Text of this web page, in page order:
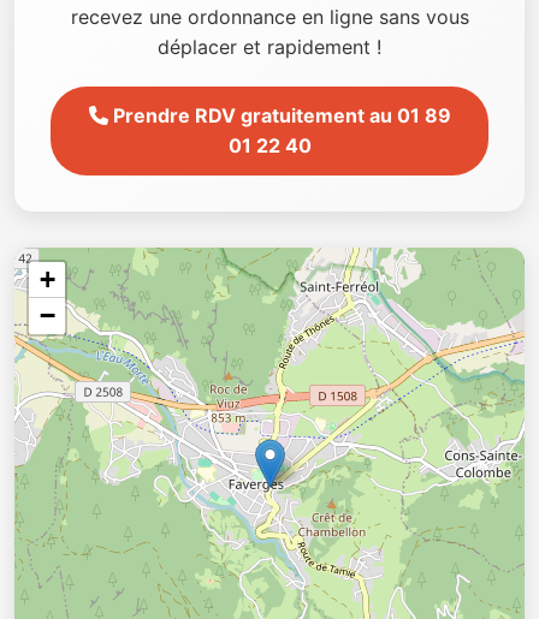
recevez une ordonnance en ligne sans vous
déplacer et rapidement !
Prendre RDV gratuitement au 01 89
01 22 40
+
−